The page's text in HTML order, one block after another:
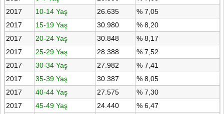
2017
10-14 Yaş 26.635
% 7,05
2017
15-19 Yaş 30.980
% 8,20
2017
20-24 Yaş 30.848
% 8,17
2017
25-29 Yaş 28.388
% 7,52
2017
30-34 Yaş 27.982
% 7,41
2017
35-39 Yaş 30.387
% 8,05
2017
40-44 Yaş 27.575
% 7,30
2017
45-49 Yaş 24.440
% 6,47